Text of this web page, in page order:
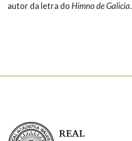
autor da letra do Himno de Galicia.
Real Academia Galega